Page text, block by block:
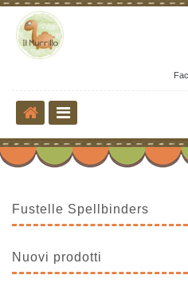
Fustelle Spellbinders
Nuovi prodotti